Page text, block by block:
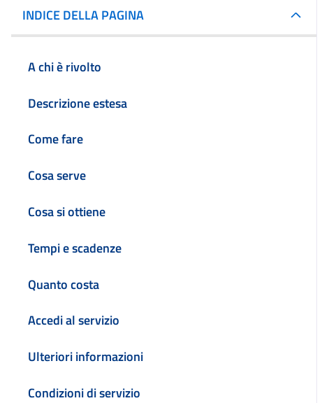
INDICE DELLA PAGINA
A chi è rivolto
Descrizione estesa
Come fare
Cosa serve
Cosa si ottiene
Tempi e scadenze
Quanto costa
Accedi al servizio
Ulteriori informazioni
Condizioni di servizio